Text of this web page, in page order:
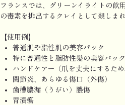
フランスでは、グリーンイライトの飲
の毒素を排出するクレイとして親しまれ
【使用例】
普通肌や脂性肌の美容パック
特に普通性と脂肪性髪の美容パック
ハンドケアー（爪を丈夫にするため
関節炎、あらゆる傷口（外傷）
歯槽膿漏（うがい）膿傷
胃潰瘍